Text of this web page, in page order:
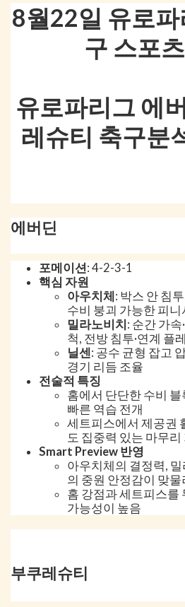
8월22일 유로
구 스포
유로파리그 에
레슈티 축구분
에버딘
포메이션: 4-2-3-1
핵심 자원
아우치체: 박스 안 침
수비 붕괴 가능한 피니
밀라노비치: 순간 가
척, 전방 침투·연계 플
닐센: 공수 균형 잡고
경기 리듬 조율
전술적 특징
홈에서 단단한 수비
빠른 역습 전개
세트피스에서 제공권
도 집중력 있는 마무리
Smart Preview 반영
아우치체의 결정력,
의 중원 안정감이 맞
홈 강점과 세트피스를
가능성이 높음
부쿠레슈티